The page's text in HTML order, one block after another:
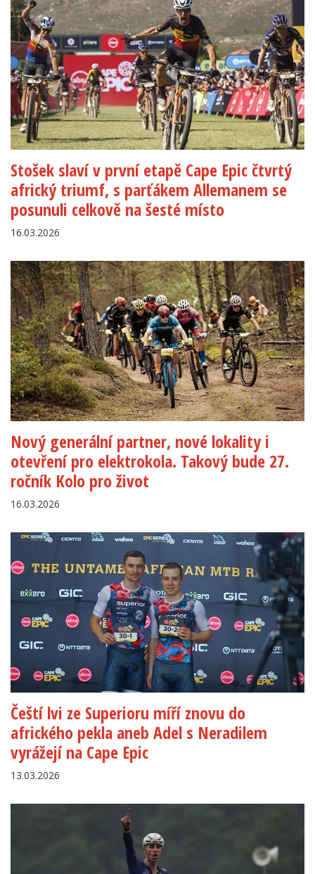
Stošek slaví v první etapě Cape Epic čtvrtý
africký triumf, s parťákem Allemanem se
posunuli celkově na šesté místo
16.03.2026
Nový generální partner, nové lokality i
otevření pro elektrokola. Takový bude 27.
ročník Kolo pro život
16.03.2026
Čeští lvi ze Superioru míří znovu do
afrického pekla aneb Adel s Neradilem
vyrážejí na Cape Epic
13.03.2026